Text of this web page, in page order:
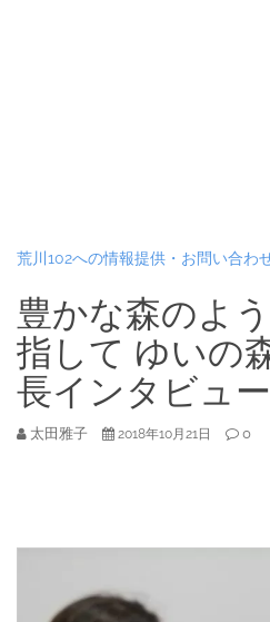
荒川102への情報提供・お問い合わ
豊かな森のよ
指して ゆいの
長インタビュー
太田雅子 2018年10月21日 0